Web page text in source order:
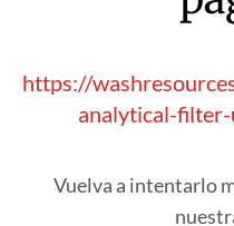
https://
analytical-
Vuelva a intentarlo